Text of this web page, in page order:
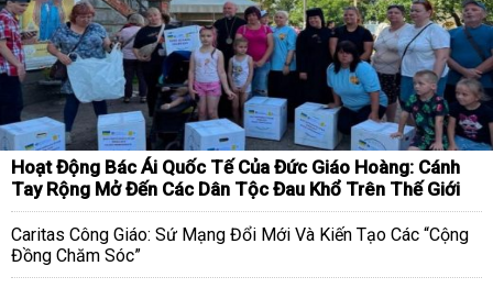
Hoạt Động Bác Ái Quốc Tế Của Đức Giáo Hoàng: Cánh
Tay Rộng Mở Đến Các Dân Tộc Đau Khổ Trên Thế Giới
Caritas Công Giáo: Sứ Mạng Đổi Mới Và Kiến Tạo Các “Cộng
Đồng Chăm Sóc”